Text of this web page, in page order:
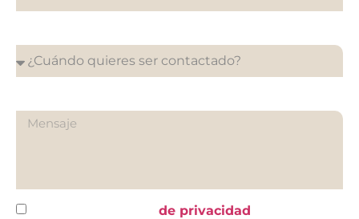
de privacidad